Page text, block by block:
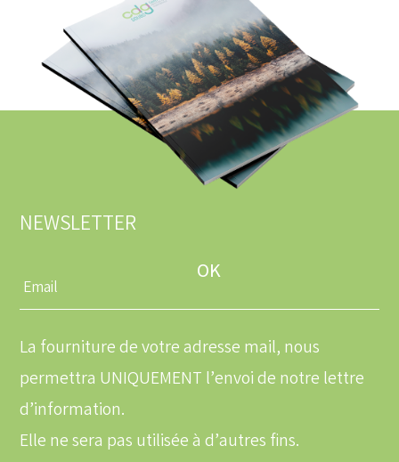
NEWSLETTER
Entrez
une
email
La fourniture de votre adresse mail, nous
permettra UNIQUEMENT l’envoi de notre lettre
d’information.
Elle ne sera pas utilisée à d’autres fins.